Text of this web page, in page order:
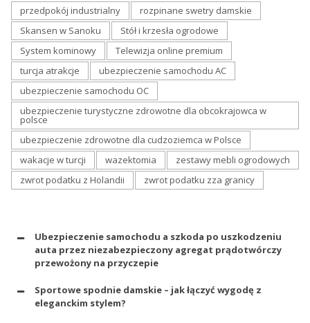
przedpokój industrialny
rozpinane swetry damskie
Skansen w Sanoku
Stół i krzesła ogrodowe
System kominowy
Telewizja online premium
turcja atrakcje
ubezpieczenie samochodu AC
ubezpieczenie samochodu OC
ubezpieczenie turystyczne zdrowotne dla obcokrajowca w
polsce
ubezpieczenie zdrowotne dla cudzoziemca w Polsce
wakacje w turcji
wazektomia
zestawy mebli ogrodowych
zwrot podatku z Holandii
zwrot podatku zza granicy
Ubezpieczenie samochodu a szkoda po uszkodzeniu
auta przez niezabezpieczony agregat prądotwórczy
przewożony na przyczepie
Sportowe spodnie damskie – jak łączyć wygodę z
eleganckim stylem?